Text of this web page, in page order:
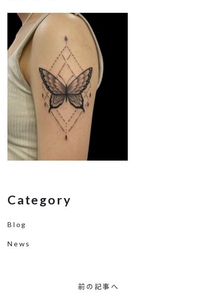
Category
Blog
News
前の記事へ